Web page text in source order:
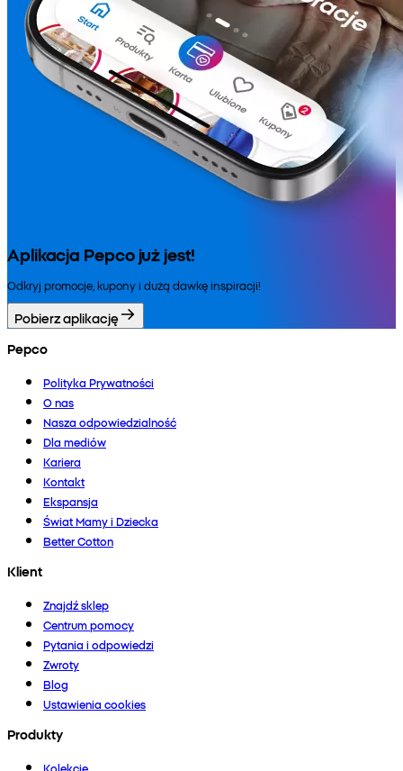
Aplikacja Pepco już jest!
Odkryj promocje, kupony i dużą dawkę inspiracji!
Pobierz aplikację
Pepco
Polityka Prywatności
O nas
Nasza odpowiedzialność
Dla mediów
Kariera
Kontakt
Ekspansja
Świat Mamy i Dziecka
Better Cotton
Klient
Znajdź sklep
Centrum pomocy
Pytania i odpowiedzi
Zwroty
Blog
Ustawienia cookies
Produkty
Kolekcje